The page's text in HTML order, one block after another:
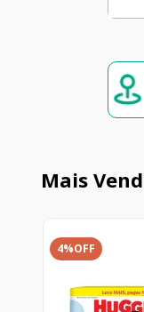
Mais
4%OFF